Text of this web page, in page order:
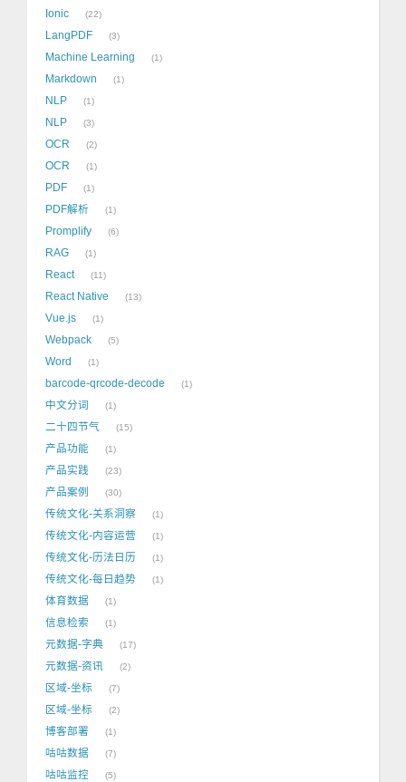
Ionic 22
LangPDF 3
Machine Learning 1
Markdown 1
NLP 1
NLP 3
OCR 2
OCR 1
PDF 1
PDF解析 1
Promplify 6
RAG 1
React 11
React Native 13
Vue.js 1
Webpack 5
Word 1
barcode-qrcode-decode 1
中文分词 1
二十四节气 15
产品功能 1
产品实践 23
产品案例 30
传统文化-关系洞察 1
传统文化-内容运营 1
传统文化-历法日历 1
传统文化-每日趋势 1
体育数据 1
信息检索 1
元数据-字典 17
元数据-资讯 2
区域-坐标 7
区域-坐标 2
博客部署 1
咕咕数据 7
咕咕监控 5